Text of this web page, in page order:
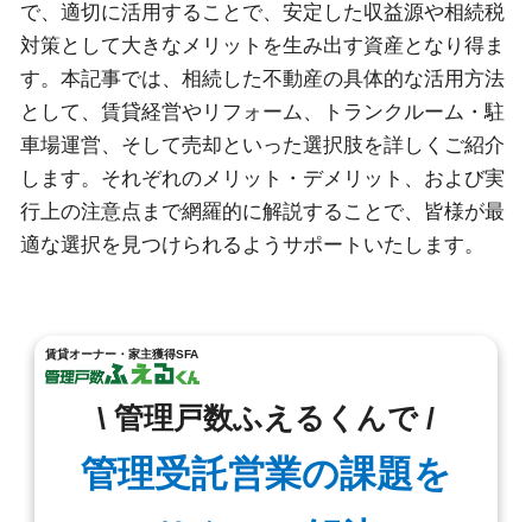
で、適切に活用することで、安定した収益源や相続税
対策として大きなメリットを生み出す資産となり得ま
す。本記事では、相続した不動産の具体的な活用方法
として、賃貸経営やリフォーム、トランクルーム・駐
車場運営、そして売却といった選択肢を詳しくご紹介
します。それぞれのメリット・デメリット、および実
行上の注意点まで網羅的に解説することで、皆様が最
適な選択を見つけられるようサポートいたします。
賃貸オーナー・家主獲得SFA
\ 管理戸数ふえるくんで /
管理受託営業の課題を